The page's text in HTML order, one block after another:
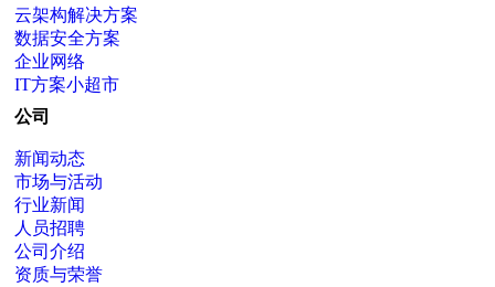
云架构解决方案
数据安全方案
企业网络
IT方案小超市
公司
新闻动态
市场与活动
行业新闻
人员招聘
公司介绍
资质与荣誉